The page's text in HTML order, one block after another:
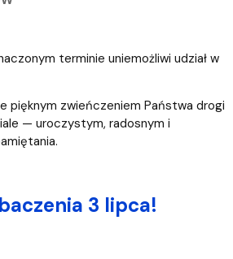
terminie uniemożliwi udział w
pięknym zwieńczeniem Państwa drogi
— uroczystym, radosnym i
3 lipca!